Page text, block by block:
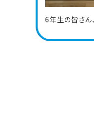
6年生の皆さん